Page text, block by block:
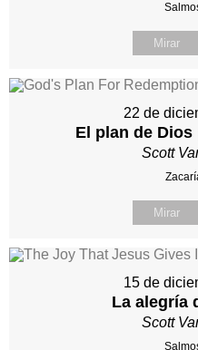
Mirar
22 de
El plan de
Scott
Mirar
15 de
La alegría
Scott